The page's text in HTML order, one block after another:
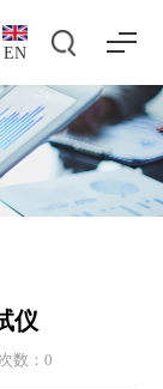
EN
仪
数： 0